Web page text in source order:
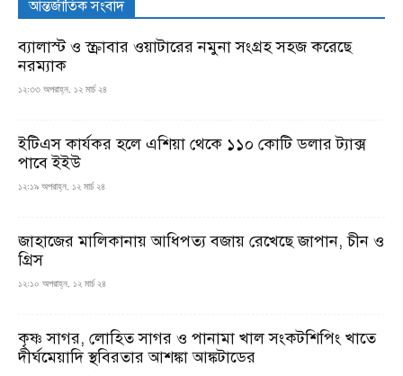
আন্তর্জাতিক সংবাদ
ব্যালাস্ট ও স্ক্রাবার ওয়াটারের নমুনা সংগ্রহ সহজ করেছে
নরম্যাক
১২:৩৩ অপরাহ্ন, ১২ মার্চ ২৪
ইটিএস কার্যকর হলে এশিয়া থেকে ১১০ কোটি ডলার ট্যাক্স
পাবে ইইউ
১২:১৯ অপরাহ্ন, ১২ মার্চ ২৪
জাহাজের মালিকানায় আধিপত্য বজায় রেখেছে জাপান, চীন ও
গ্রিস
১২:১০ অপরাহ্ন, ১২ মার্চ ২৪
কৃষ্ণ সাগর, লোহিত সাগর ও পানামা খাল সংকটশিপিং খাতে
দীর্ঘমেয়াদি স্থবিরতার আশঙ্কা আঙ্কটাডের